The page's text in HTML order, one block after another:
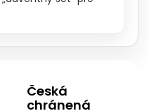
Česká
chránená